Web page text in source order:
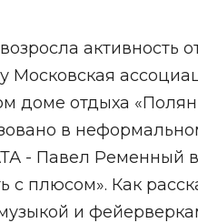
активность
доме отдыха
в
- Павел Ременный
с плюсом». Как
и